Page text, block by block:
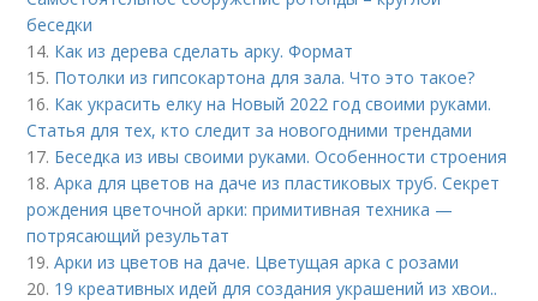
беседки
14. Как из дерева сделать арку. Формат
15. Потолки из гипсокартона для зала. Что это такое?
16. Как украсить елку на Новый 2022 год своими руками.
Статья для тех, кто следит за новогодними трендами
17. Беседка из ивы своими руками. Особенности строения
18.Арка для цветов на даче из пластиковых труб. Секрет
рождения цветочной арки: примитивная техника —
потрясающий результат
19.Арки из цветов на даче. Цветущая арка с розами
20. 19 креативных идей для создания украшений из хвои..